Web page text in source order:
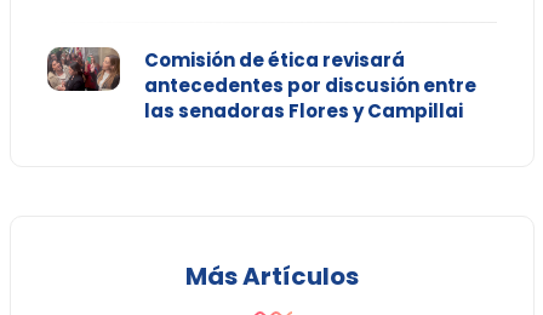
Comisión de ética revisará
antecedentes por discusión entre
las senadoras Flores y Campillai
Más Artículos